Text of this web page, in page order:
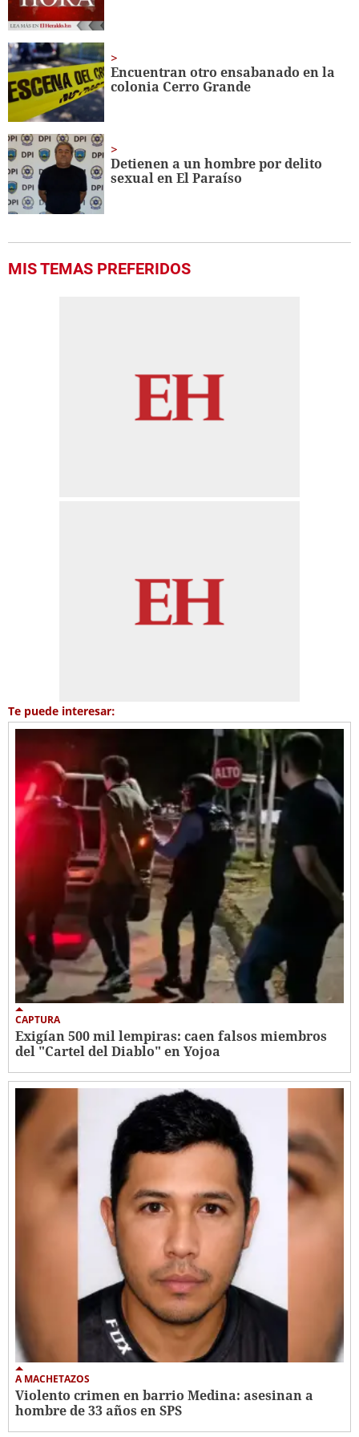
Encuentran otro ensabanado en la
colonia Cerro Grande
Detienen a un hombre por delito
sexual en El Paraíso
MIS TEMAS PREFERIDOS
Te puede interesar:
CAPTURA
Exigían 500 mil lempiras: caen falsos miembros
del "Cartel del Diablo" en Yojoa
A MACHETAZOS
Violento crimen en barrio Medina: asesinan a
hombre de 33 años en SPS